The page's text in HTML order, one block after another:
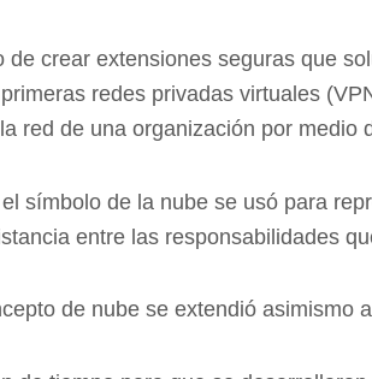
de crear extensiones seguras que
redes privadas virtuales
red de una organización por medio
símbolo de la nube se usó para
entre las responsabilidades
de nube se extendió asimismo